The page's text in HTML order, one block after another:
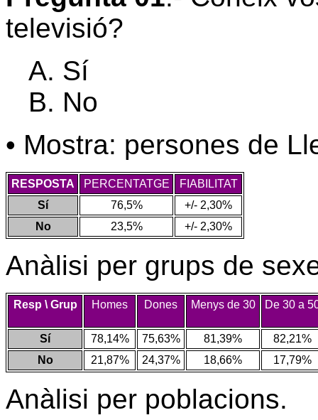
televisió?
Sí
No
• Mostra: persones de
RESPOSTA PERCENTATGE
FIABILITAT
Sí
76,5%
+/- 2,30%
No
23,5% +/- 2,30%
Anàlisi per grups de
Resp \ Grup Homes Dones Menys de 30 De 30 a
Sí 78,14% 75,63% 81,39%
82,21%
No
21,87% 24,37% 18,66% 17,79%
Anàlisi per poblacions.